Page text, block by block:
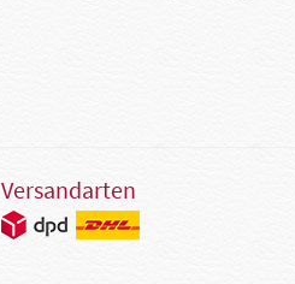
Versandarten